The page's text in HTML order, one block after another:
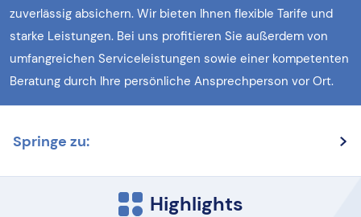
zuverlässig absichern. Wir bieten Ihnen flexible Tarife und
starke Leistungen. Bei uns profitieren Sie außerdem von
umfangreichen Serviceleistungen sowie einer kompetenten
Beratung durch Ihre persönliche Ansprechperson vor Ort.
Springe zu:
Highlights